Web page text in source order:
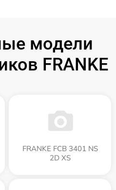
модели
FRANKE
FRANKE FCB 3401 NS
2D XS